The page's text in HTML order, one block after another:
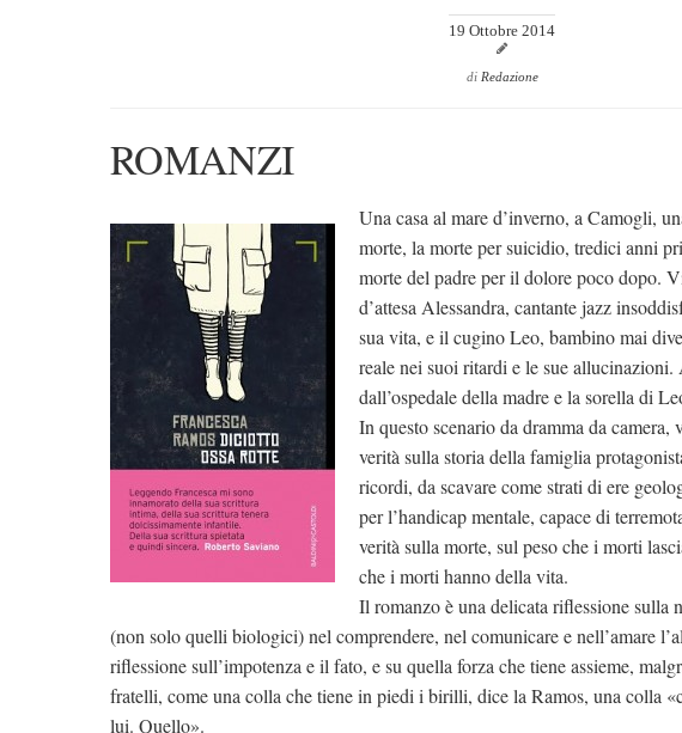
19 Ottobre 2014
di Redazione
ROMANZI
Una casa al mare d’inverno, a Camogli,
morte, la morte per suicidio, tredici anni
morte del padre per il dolore poco dopo.
d’attesa Alessandra, cantante jazz
sua vita, e il cugino Leo, bambino mai
reale nei suoi ritardi e le sue
dall’ospedale della madre e la sorella di
In questo scenario da dramma da camera,
verità sulla storia della famiglia
ricordi, da scavare come strati di ere
per l’handicap mentale, capace di
verità sulla morte, sul peso che i morti
che i morti hanno della vita.
Il romanzo è una delicata riflessione sulla
(non solo quelli biologici) nel comprendere, nel comunicare e nell’amare
riflessione sull’impotenza e il fato, e su quella forza che tiene assieme,
fratelli, come una colla che tiene in piedi i birilli, dice la Ramos, una colla
lui. Quello».